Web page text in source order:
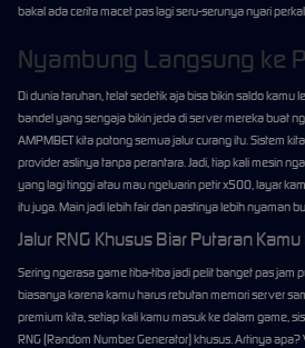
bakal ada cerita macet pas lagi seru-serunya nyari
Nyambung Langsung ke
Di dunia taruhan, telat sedetik aja bisa bikin saldo kamu
bandel yang sengaja bikin jeda di server mereka buat
AMPMBET kita potong semua jalur curang itu. Sistem
provider aslinya tanpa perantara. Jadi, tiap kali mesin
yang lagi tinggi atau mau ngeluarin petir x500, layar
itu juga. Main jadi lebih fair dan pastinya lebih nyaman
Jalur RNG Khusus Biar Putaran
Sering ngerasa game tiba-tiba jadi pelit banget pas jam
biasanya karena kamu harus rebutan memori server
premium kita, setiap kali kamu masuk ke dalam game,
RNG (Random Number Generator) khusus. Artinya